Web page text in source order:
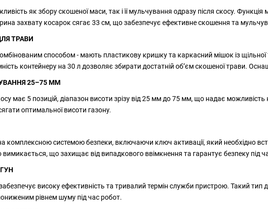
як збору скошеної маси, так і її мульчування одразу після скосу.
захвату косарок сягає 33 см, що забезпечує ефективне скошення та
ТРАВИ
способом - мають пластикову кришку та каркасний мішок із
контейнеру на 30 л дозволяє збирати достатній об’єм скошеної трави.
25–75 ММ
має 5 позицій, діапазон висоти зрізу від 25 мм до 75 мм, що надає можливість
оптимальної висоти газону.
комплексною системою безпеки, включаючи ключ активації, який необхідно
що захищає від випадкового ввімкнення та гарантує безпеку під
високу ефективність та тривалий термін служби пристрою. Такий
рівнем шуму під час робот.